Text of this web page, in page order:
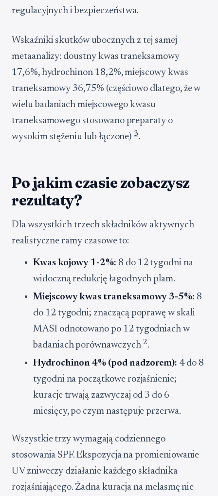
regulacyjnych i bezpieczeństwa.
Wskaźniki skutków ubocznych z tej samej
metaanalizy: doustny kwas traneksamowy
17,6%, hydrochinon 18,2%, miejscowy kwas
traneksamowy 36,75% (częściowo dlatego, że w
wielu badaniach miejscowego kwasu
traneksamowego stosowano preparaty o
wysokim stężeniu lub łączone)3.
Po jakim czasie zobaczysz
rezultaty?
Dla wszystkich trzech składników aktywnych
realistyczne ramy czasowe to:
Kwas kojowy 1-2%: 8 do 12 tygodni na
widoczną redukcję łagodnych plam.
Miejscowy kwas traneksamowy 3-5%: 8
do 12 tygodni; znaczącą poprawę w skali
MASI odnotowano po 12 tygodniach w
badaniach porównawczych 2.
Hydrochinon 4% (pod nadzorem): 4 do 8
tygodni na początkowe rozjaśnienie;
kuracje trwają zazwyczaj od 3 do 6
miesięcy, po czym następuje przerwa.
Wszystkie trzy wymagają codziennego
stosowania SPF. Ekspozycja na promieniowanie
UV zniweczy działanie każdego składnika
rozjaśniającego. Żadna kuracja na melasmę nie